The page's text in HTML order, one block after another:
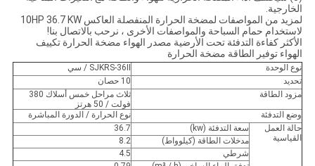
الخارجية.
لمزيد من المواصفات لمضخة الحرارة المنفصلة العاكس 10HP 36.7 KW
لاستخدام حمام السباحة والمواصفات الأخرى ، نرحب بالاتصال بنا!
الأكثر كفاءة التدفئة تحت الأرضية مصدر الهواء مضخة الحرارة تكييف
الهواء توفير الطاقة مضخة الحرارة
نوع الوحدة
SJKRS-36II / سي
تحديد
10 حصان
مزود الطاقة
ثلاث مراحل خمس أسلاك 380
فولت / 50 هرتز
وضع التدفئة
نوع الحرارة / الدورة المباشرة
حالة العمل
القياسية
سعة التدفئة (kw)
36.7
مدخلات الطاقة (كيلوواط)
8.2
شرطي
4.5